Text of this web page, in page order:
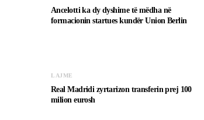
Ancelotti ka dy dyshime të mëdha në
formacionin startues kundër Union Berlin
LAJME
Real Madridi zyrtarizon transferin prej 100
milion eurosh